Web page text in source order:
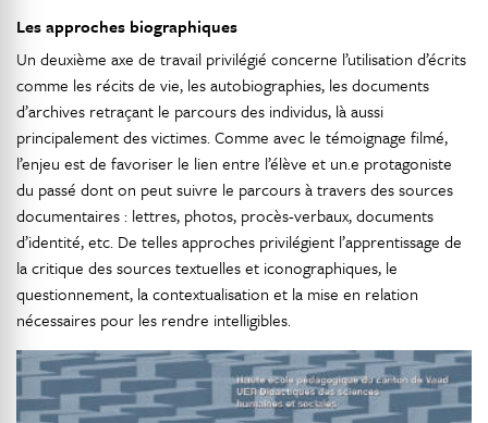
Les approches biographiques
Un deuxième axe de travail privilégié concerne l’utilisation d’écrits
comme les récits de vie, les autobiographies, les documents
d’archives retraçant le parcours des individus, là aussi
principalement des victimes. Comme avec le témoignage filmé,
l’enjeu est de favoriser le lien entre l’élève et un.e protagoniste
du passé dont on peut suivre le parcours à travers des sources
documentaires : lettres, photos, procès-verbaux, documents
d’identité, etc. De telles approches privilégient l’apprentissage de
la critique des sources textuelles et iconographiques, le
questionnement, la contextualisation et la mise en relation
nécessaires pour les rendre intelligibles.